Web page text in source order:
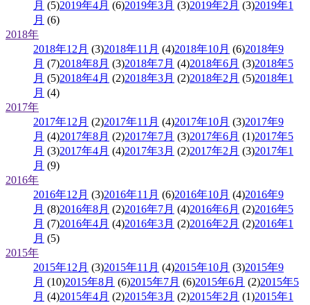
月 (5)2019年4月 (6)2019年3月 (3)2019年2月 (3)2019年1
月 (6)
2018年
2018年12月 (3)2018年11月 (4)2018年10月 (6)2018年9
月 (7)2018年8月 (3)2018年7月 (4)2018年6月 (3)2018年5
月 (5)2018年4月 (2)2018年3月 (2)2018年2月 (5)2018年1
月 (4)
2017年
2017年12月 (2)2017年11月 (4)2017年10月 (3)2017年9
月 (4)2017年8月 (2)2017年7月 (3)2017年6月 (1)2017年5
月 (3)2017年4月 (4)2017年3月 (2)2017年2月 (3)2017年1
月 (9)
2016年
2016年12月 (3)2016年11月 (6)2016年10月 (4)2016年9
月 (8)2016年8月 (2)2016年7月 (4)2016年6月 (2)2016年5
月 (7)2016年4月 (4)2016年3月 (2)2016年2月 (2)2016年1
月 (5)
2015年
2015年12月 (3)2015年11月 (4)2015年10月 (3)2015年9
月 (10)2015年8月 (6)2015年7月 (6)2015年6月 (2)2015年5
月 (4)2015年4月 (2)2015年3月 (2)2015年2月 (1)2015年1